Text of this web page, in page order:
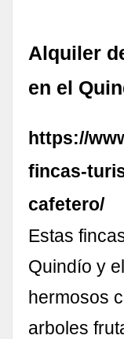
Alquiler
en el
https://
fincas-
cafetero/
Estas
Quindío y
hermosos
arboles